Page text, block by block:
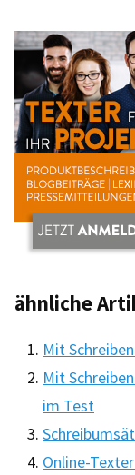
ähnliche
Mit
Mit
im Test
Online-